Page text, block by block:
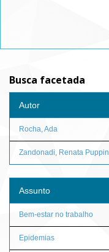
Busca facetada
Autor
Rocha, Ada
Zandonadi, Renata Puppin
Assunto
Bem-estar no trabalho
Epidemias